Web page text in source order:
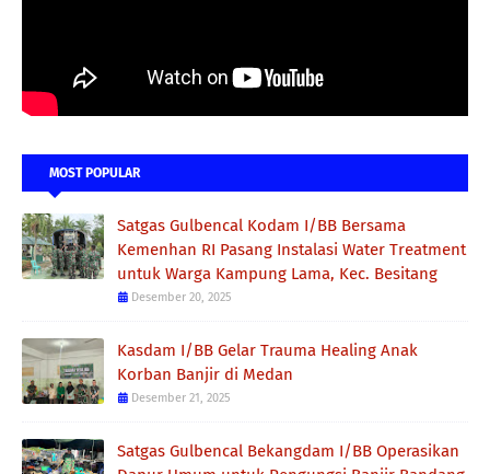
MOST POPULAR
Satgas Gulbencal Kodam I/BB Bersama
Kemenhan RI Pasang Instalasi Water Treatment
untuk Warga Kampung Lama, Kec. Besitang
Desember 20, 2025
Kasdam I/BB Gelar Trauma Healing Anak
Korban Banjir di Medan
Desember 21, 2025
Satgas Gulbencal Bekangdam I/BB Operasikan